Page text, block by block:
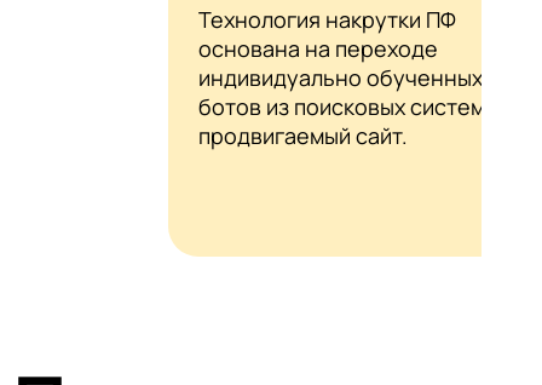
Технология накрутки ПФ
основана на переходе
индивидуально обученных AI-
ботов из поисковых систем на
продвигаемый сайт.